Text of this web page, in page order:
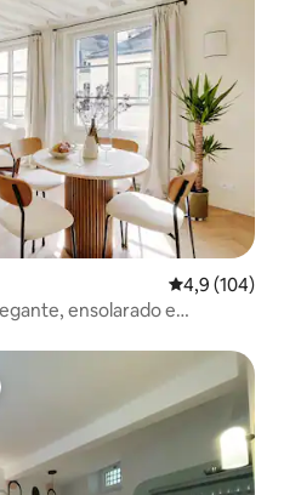
4,9 de uma
4,9 (104)
ensolarado e
dos hóspedes